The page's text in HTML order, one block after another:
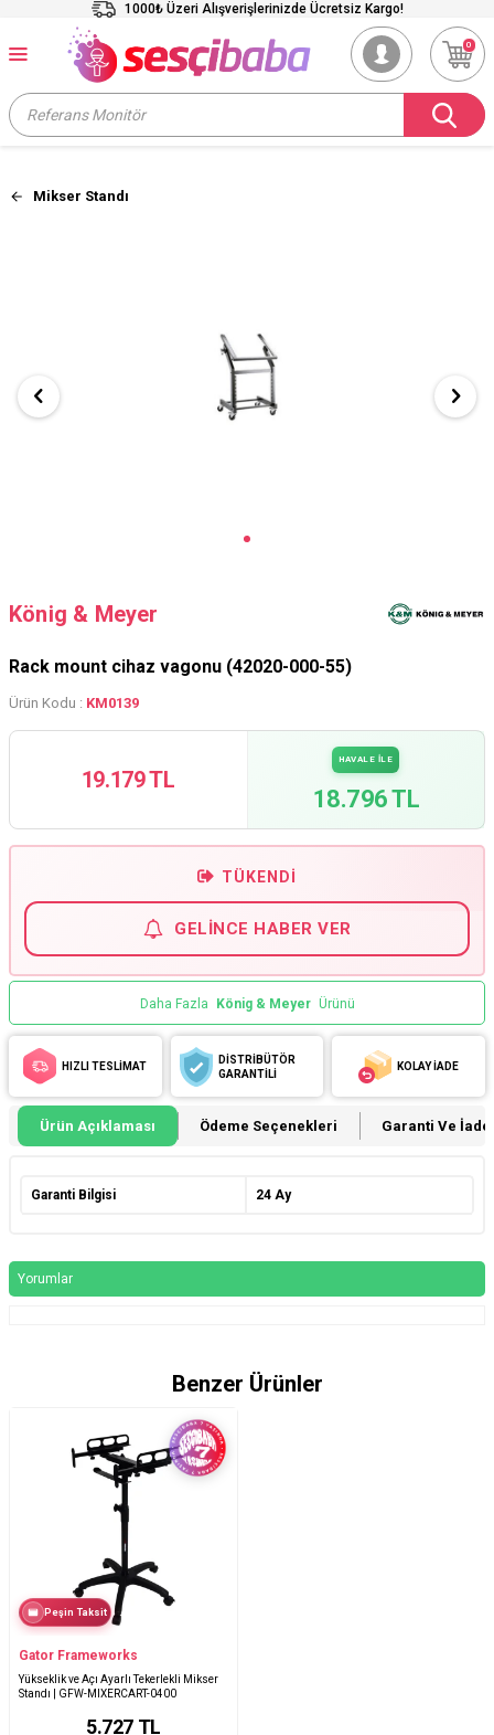
1000₺ Üzeri Alışverişlerinizde Ücretsiz Kargo!
0
Mikser Standı
König & Meyer
Rack mount cihaz vagonu (42020-000-55)
Ürün Kodu : KM0139
19.179 TL
HAVALE İLE
18.796 TL
TÜKENDI
GELINCE HABER VER
Daha Fazla König & Meyer Ürünü
HIZLI TESLİMAT
DİSTRİBÜTÖR
GARANTİLİ
KOLAY İADE
Ürün Açıklaması Ödeme Seçenekleri Garanti Ve İade
Garanti Bilgisi 24 Ay
Yorumlar
Benzer Ürünler
Peşin Taksit
Gator Frameworks
Yükseklik ve Açı Ayarlı Tekerlekli Mikser
Standı | GFW-MIXERCART-0400
5.727 TL